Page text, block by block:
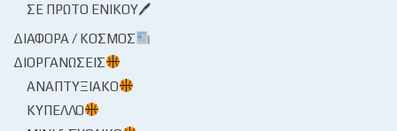
ΣΕ ΠΡΏΤΟ ΕΝΙΚΟΎ🖊
ΔΙΆΦΟΡΑ / ΚΌΣΜΟΣ
ΔΙΟΡΓΑΝΏΣΕΙΣ
ΑΝΑΠΤΥΞΙΑΚΌ
ΚΎΠΕΛΛΟ